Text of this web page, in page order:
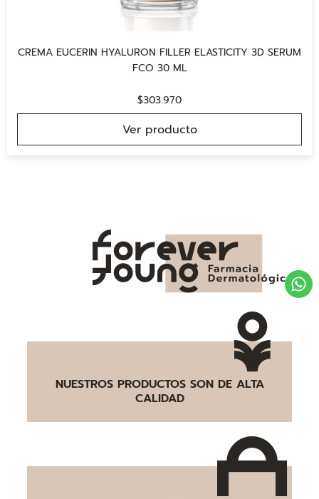
CREMA EUCERIN HYALURON FILLER ELASTICITY 3D SERUM
FCO 30 ML
$303.970
Ver producto
NUESTROS PRODUCTOS SON DE ALTA
CALIDAD